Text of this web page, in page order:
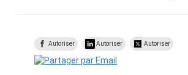
Autoriser Autoriser Autoriser